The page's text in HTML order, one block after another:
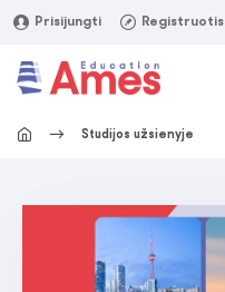
Prisijungti Registruotis
Studijos užsienyje